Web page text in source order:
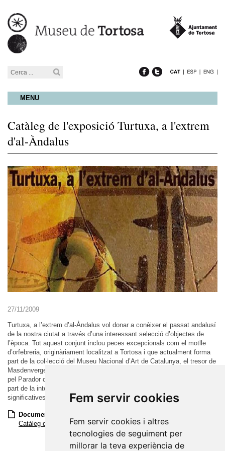
Fem servir cookies
Fem servir cookies i altres
tecnologies de seguiment per
millorar la teva experiència de
MENU
Catàleg de l'exposició Turtuxa, a l'extrem
d'al-Àndalus
27/11/2009
Turtuxa, a l’extrem d’al-Àndalus vol donar a conèixer el passat andalusí
de la nostra ciutat a través d’una interessant selecció d’objectes de
l’època. Tot aquest conjunt inclou peces excepcionals com el motlle
d’orfebreria, originàriament localitzat a Tortosa i que actualment forma
part de la col·lecció del Museu Nacional d’Art de Catalunya, el tresor de
Masdenverge, cedit pel Museu del Montsià, i la làpida funerària, cedida
pel Parador de la Suda. També recull petits elements quotidians, bona
part de la interessant col·lecció de ceràmica andalusina i altres peces
significatives del nostre fons.
Documents:
Catàleg de l'exposició Turtuxa, a l'extrem d'al-Àndalus